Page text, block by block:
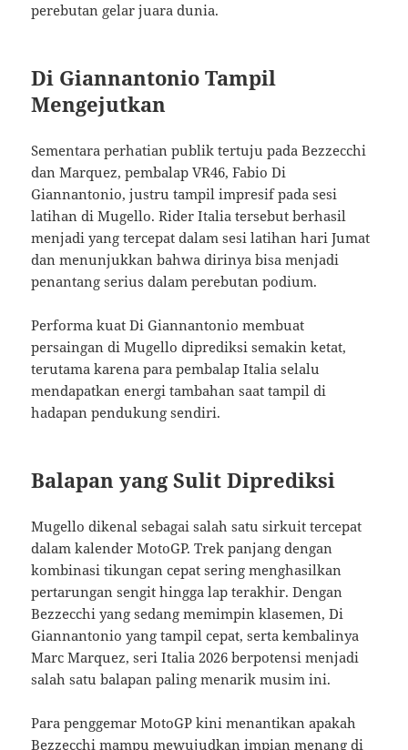
perebutan gelar juara dunia.
Di Giannantonio Tampil
Mengejutkan
Sementara perhatian publik tertuju pada Bezzecchi
dan Marquez, pembalap VR46, Fabio Di
Giannantonio, justru tampil impresif pada sesi
latihan di Mugello. Rider Italia tersebut berhasil
menjadi yang tercepat dalam sesi latihan hari Jumat
dan menunjukkan bahwa dirinya bisa menjadi
penantang serius dalam perebutan podium.
Performa kuat Di Giannantonio membuat
persaingan di Mugello diprediksi semakin ketat,
terutama karena para pembalap Italia selalu
mendapatkan energi tambahan saat tampil di
hadapan pendukung sendiri.
Balapan yang Sulit Diprediksi
Mugello dikenal sebagai salah satu sirkuit tercepat
dalam kalender MotoGP. Trek panjang dengan
kombinasi tikungan cepat sering menghasilkan
pertarungan sengit hingga lap terakhir. Dengan
Bezzecchi yang sedang memimpin klasemen, Di
Giannantonio yang tampil cepat, serta kembalinya
Marc Marquez, seri Italia 2026 berpotensi menjadi
salah satu balapan paling menarik musim ini.
Para penggemar MotoGP kini menantikan apakah
Bezzecchi mampu mewujudkan impian menang di